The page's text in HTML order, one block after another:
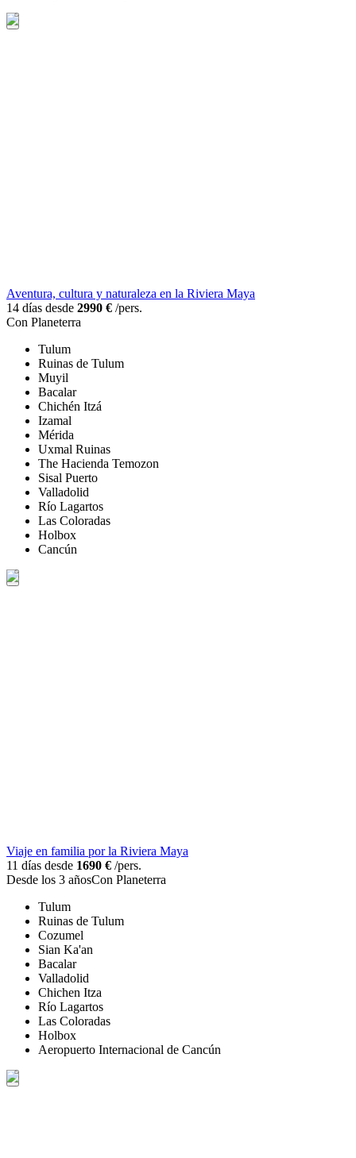
Aventura, cultura y naturaleza en la Riviera Maya
14 días desde 2990 € /pers.
Con Planeterra
Tulum
Ruinas de Tulum
Muyil
Bacalar
Chichén Itzá
Izamal
Mérida
Uxmal Ruinas
The Hacienda Temozon
Sisal Puerto
Valladolid
Río Lagartos
Las Coloradas
Holbox
Cancún
Viaje en familia por la Riviera Maya
11 días desde 1690 € /pers.
Desde los 3 añosCon Planeterra
Tulum
Ruinas de Tulum
Cozumel
Sian Ka'an
Bacalar
Valladolid
Chichen Itza
Río Lagartos
Las Coloradas
Holbox
Aeropuerto Internacional de Cancún